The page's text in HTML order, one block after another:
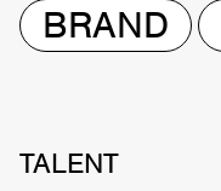
BRAND
TALENT